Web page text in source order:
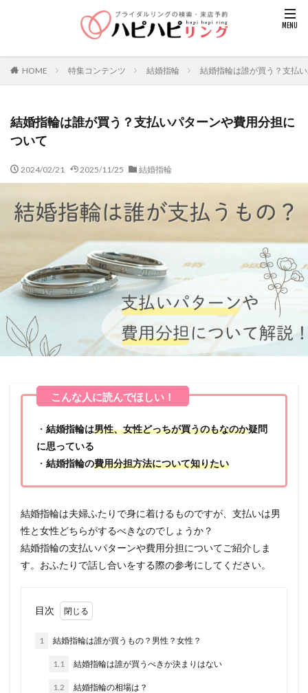
HOME 特集コンテンツ 結婚指輪 結婚指輪は誰が買う？支払
結婚指輪は誰が買う？支払いパターンや費用分担に
ついて
2024/02/21 2025/11/25 結婚指輪
・ 結婚指輪は男性、女性どっちが買うのもなのか疑問
に思っている
・ 結婚指輪の費用分担方法について知りたい
結婚指輪は夫婦ふたりで身に着けるものですが、支払いは男
性と女性どちらがするべきなのでしょうか？
結婚指輪の支払いパターンや費用分担についてご紹介しま
す。おふたりで話し合いをする際の参考にしてください。
目次
1 結婚指輪は誰が買うもの？男性？女性？
1.1 結婚指輪は誰が買うべきか決まりはない
1.2 結婚指輪の相場は？